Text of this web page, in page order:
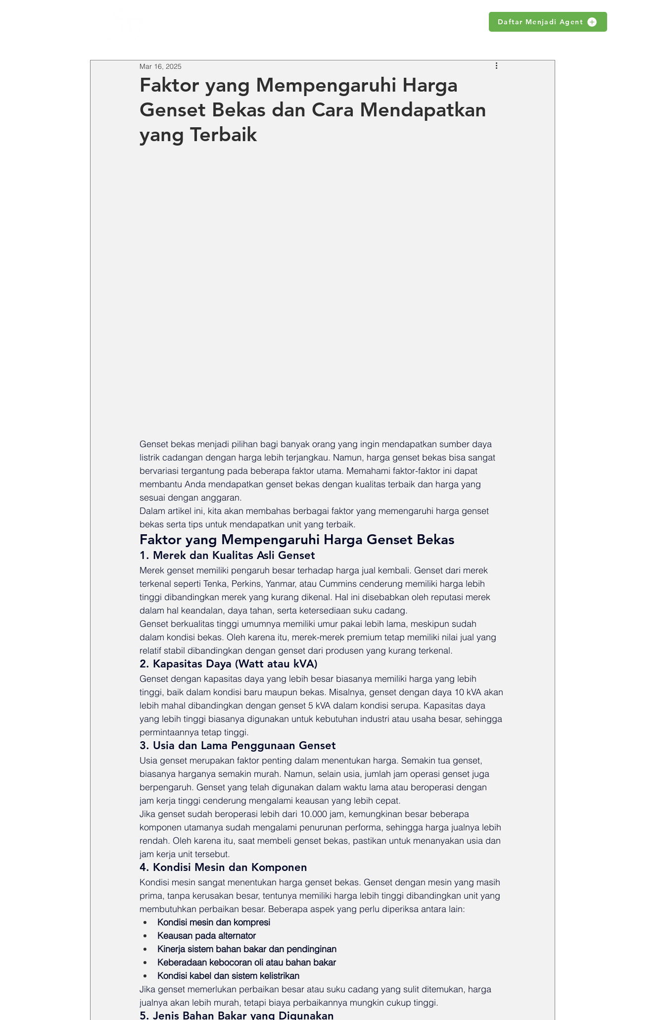
Daftar Menjadi Agent
Faktor yang Mempengaruhi Harga
Genset Bekas dan Cara Mendapatkan
yang Terbaik
Mar 16, 2025
Genset bekas menjadi pilihan bagi banyak orang yang ingin mendapatkan sumber daya
listrik cadangan dengan harga lebih terjangkau. Namun, harga genset bekas bisa sangat
bervariasi tergantung pada beberapa faktor utama. Memahami faktor-faktor ini dapat
membantu Anda mendapatkan genset bekas dengan kualitas terbaik dan harga yang
sesuai dengan anggaran.
Dalam artikel ini, kita akan membahas berbagai faktor yang memengaruhi harga genset
bekas serta tips untuk mendapatkan unit yang terbaik.
Faktor yang Mempengaruhi Harga Genset Bekas
1. Merek dan Kualitas Asli Genset
Merek genset memiliki pengaruh besar terhadap harga jual kembali. Genset dari merek
terkenal seperti Tenka, Perkins, Yanmar, atau Cummins cenderung memiliki harga lebih
tinggi dibandingkan merek yang kurang dikenal. Hal ini disebabkan oleh reputasi merek
dalam hal keandalan, daya tahan, serta ketersediaan suku cadang.
Genset berkualitas tinggi umumnya memiliki umur pakai lebih lama, meskipun sudah
dalam kondisi bekas. Oleh karena itu, merek-merek premium tetap memiliki nilai jual yang
relatif stabil dibandingkan dengan genset dari produsen yang kurang terkenal.
2. Kapasitas Daya (Watt atau kVA)
Genset dengan kapasitas daya yang lebih besar biasanya memiliki harga yang lebih
tinggi, baik dalam kondisi baru maupun bekas. Misalnya, genset dengan daya 10 kVA akan
lebih mahal dibandingkan dengan genset 5 kVA dalam kondisi serupa. Kapasitas daya
yang lebih tinggi biasanya digunakan untuk kebutuhan industri atau usaha besar, sehingga
permintaannya tetap tinggi.
3. Usia dan Lama Penggunaan Genset
Usia genset merupakan faktor penting dalam menentukan harga. Semakin tua genset,
biasanya harganya semakin murah. Namun, selain usia, jumlah jam operasi genset juga
berpengaruh. Genset yang telah digunakan dalam waktu lama atau beroperasi dengan
jam kerja tinggi cenderung mengalami keausan yang lebih cepat.
Jika genset sudah beroperasi lebih dari 10.000 jam, kemungkinan besar beberapa
komponen utamanya sudah mengalami penurunan performa, sehingga harga jualnya lebih
rendah. Oleh karena itu, saat membeli genset bekas, pastikan untuk menanyakan usia dan
jam kerja unit tersebut.
4. Kondisi Mesin dan Komponen
Kondisi mesin sangat menentukan harga genset bekas. Genset dengan mesin yang masih
prima, tanpa kerusakan besar, tentunya memiliki harga lebih tinggi dibandingkan unit yang
membutuhkan perbaikan besar. Beberapa aspek yang perlu diperiksa antara lain:
Kondisi mesin dan kompresi
Keausan pada alternator
Kinerja sistem bahan bakar dan pendinginan
Keberadaan kebocoran oli atau bahan bakar
Kondisi kabel dan sistem kelistrikan
Jika genset memerlukan perbaikan besar atau suku cadang yang sulit ditemukan, harga
jualnya akan lebih murah, tetapi biaya perbaikannya mungkin cukup tinggi.
5. Jenis Bahan Bakar yang Digunakan